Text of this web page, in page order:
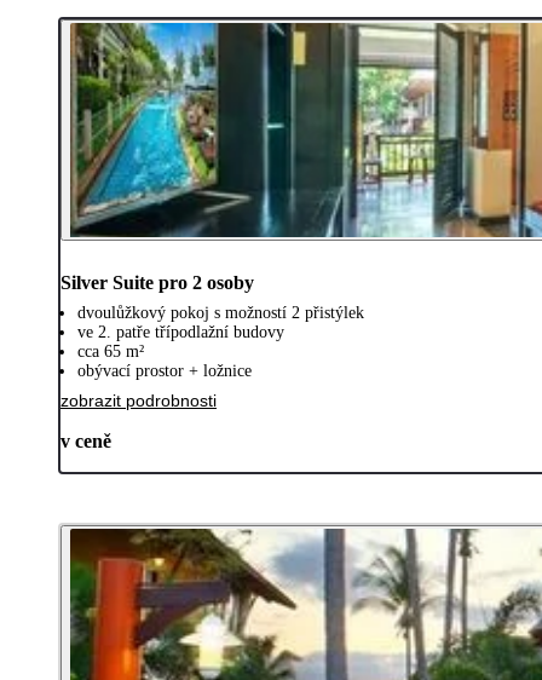
Silver Suite pro 2 osoby
dvoulůžkový pokoj s možností 2 přistýlek
ve 2. patře třípodlažní budovy
cca 65 m²
obývací prostor + ložnice
zobrazit podrobnosti
v ceně